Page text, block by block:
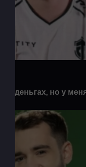
в деньгах, но у